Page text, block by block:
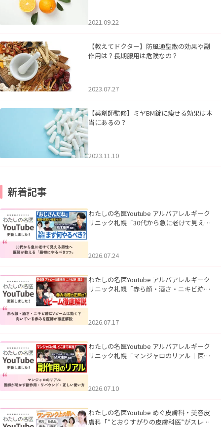
2021.09.22
【教えてドクター】防風通聖散の効果や副
作用は？長期服用は危険なの？
2023.07.27
【薬剤師監修】ミヤBM錠に痩せる効果は本
当にあるの？
2023.11.10
新着記事
わたしの名医Youtube アルバアレルギーク
リニック札幌「30代から急に老けて見える
2026.07.24
わたしの名医Youtube アルバアレルギーク
リニック札幌「赤ら顔・酒さ・ニキビ跡に
2026.07.17
わたしの名医Youtube アルバアレルギーク
リニック札幌「マンジャロのリアル｜医師
2026.07.10
わたしの名医Youtube めぐ皮膚科・美容皮
膚科「”とおりすがりの皮膚科医”がスレッ